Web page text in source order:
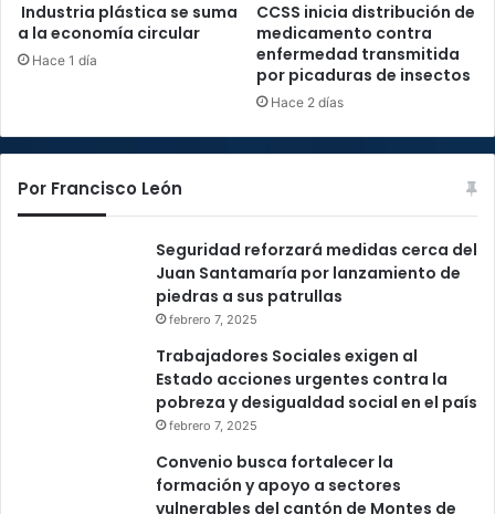
Industria plástica se suma
a la economía circular
Hace 1 día
CCSS inicia distribución de
medicamento contra
enfermedad transmitida
por picaduras de insectos
Hace 2 días
Por Francisco León
Seguridad reforzará medidas cerca del
Juan Santamaría por lanzamiento de
piedras a sus patrullas
febrero 7, 2025
Trabajadores Sociales exigen al
Estado acciones urgentes contra la
pobreza y desigualdad social en el país
febrero 7, 2025
Convenio busca fortalecer la
formación y apoyo a sectores
vulnerables del cantón de Montes de